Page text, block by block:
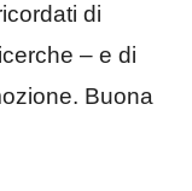
di
– e di
Buona